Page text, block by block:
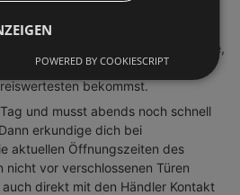
Branchen durchstöbern, wenn du
im Supermarkt planst und
willst oder du nutzt die Suche,
vor Augen hast und nun gucken
bekommst.
und musst abends noch schnell
erkundige dich bei
aktuellen Öffnungszeiten des
nicht vor verschlossenen Türen
direkt mit den Händler Kontakt
POWERED BY COOKIESCRIPT